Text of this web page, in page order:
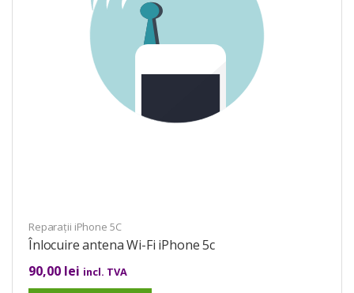
Reparații iPhone 5C
Înlocuire antena Wi-Fi iPhone 5c
90,00 lei incl. TVA